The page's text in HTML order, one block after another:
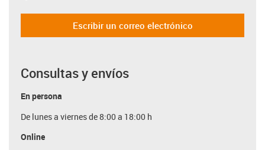
Escribir un correo electrónico
Consultas y envíos
En persona
De lunes a viernes de 8:00 a 18:00 h
Online